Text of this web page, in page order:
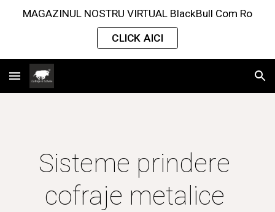
MAGAZINUL NOSTRU VIRTUAL BlackBull Com Ro
CLICK AICI
Sisteme prindere
cofraje metalice